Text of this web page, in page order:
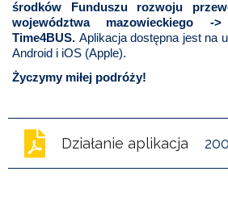
środków Funduszu rozwoju
województwa mazowieckiego -
Time4BUS. Aplikacja dostępna jest na
Android i iOS (Apple).
Życzymy miłej podróży!
Działanie aplikacja